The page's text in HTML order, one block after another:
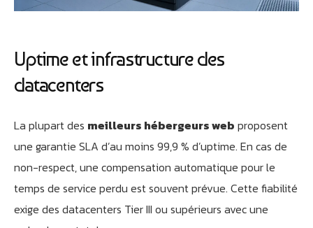
Uptime et infrastructure des
datacenters
La plupart des meilleurs hébergeurs web proposent
une garantie SLA d’au moins 99,9 % d’uptime. En cas de
non-respect, une compensation automatique pour le
temps de service perdu est souvent prévue. Cette fiabilité
exige des datacenters Tier III ou supérieurs avec une